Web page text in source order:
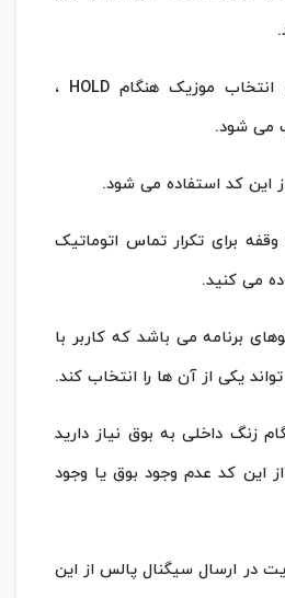
111: با این کد امکان انتخاب موزیک هنگام HOLD ،
می شود.
وقفه برای تکرار تماس اتوماتیک
می کنید.
برنامه می باشد که کاربر با
یکی از آن ها را انتخاب کند.
زنگ داخلی به بوق نیاز دارید
از این کد عدم وجود بوق یا وجود
در ارسال سیگنال پالس از این